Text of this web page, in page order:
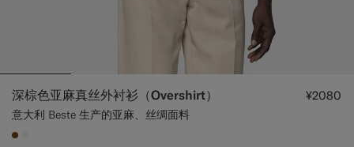
深棕色亚麻真丝外衬衫（Overshirt）
意大利 Beste 生产的亚麻、丝绸面料
¥2080
#76471B